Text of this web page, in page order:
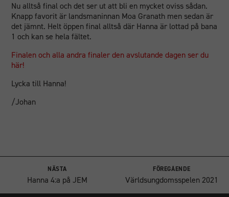
Nu alltså final och det ser ut att bli en mycket oviss sådan.
Knapp favorit är landsmaninnan Moa Granath men sedan är
det jämnt. Helt öppen final alltså där Hanna är lottad på bana
1 och kan se hela fältet.
Finalen och alla andra finaler den avslutande dagen ser du
här!
Lycka till Hanna!
/Johan
NÄSTA
Hanna 4:a på JEM
FÖREGÅENDE
Världsungdomsspelen 2021